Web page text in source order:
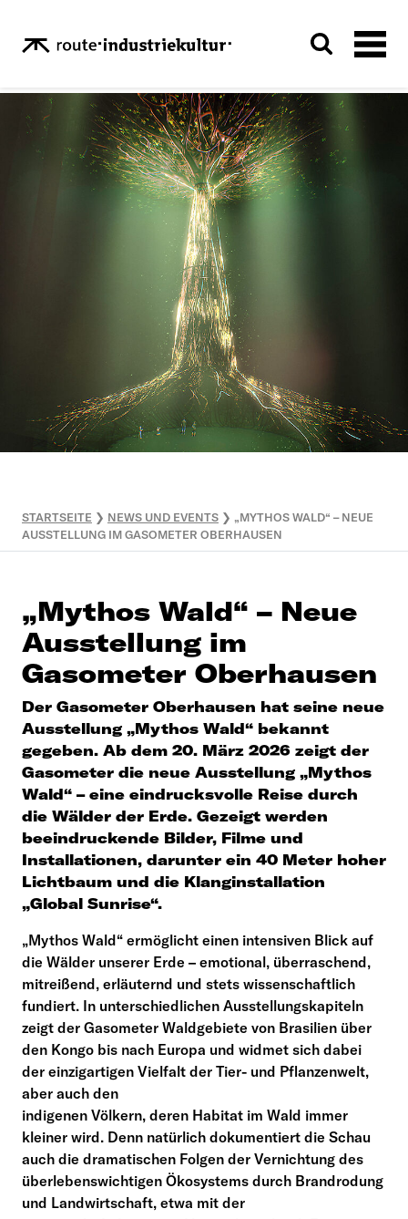
STARTSEITE ❯ NEWS UND EVENTS ❯ „MYTHOS WALD“ – NEUE
AUSSTELLUNG IM GASOMETER OBERHAUSEN
„Mythos Wald“ – Neue
Ausstellung im
Gasometer Oberhausen
Der Gasometer Oberhausen hat seine neue
Ausstellung „Mythos Wald“ bekannt
gegeben. Ab dem 20. März 2026 zeigt der
Gasometer die neue Ausstellung „Mythos
Wald“ – eine eindrucksvolle Reise durch
die Wälder der Erde. Gezeigt werden
beeindruckende Bilder, Filme und
Installationen, darunter ein 40 Meter hoher
Lichtbaum und die Klanginstallation
„Global Sunrise“.
„Mythos Wald“ ermöglicht einen intensiven Blick auf
die Wälder unserer Erde – emotional, überraschend,
mitreißend, erläuternd und stets wissenschaftlich
fundiert. In unterschiedlichen Ausstellungskapiteln
zeigt der Gasometer Waldgebiete von Brasilien über
den Kongo bis nach Europa und widmet sich dabei
der einzigartigen Vielfalt der Tier- und Pflanzenwelt,
aber auch den
indigenen Völkern, deren Habitat im Wald immer
kleiner wird. Denn natürlich dokumentiert die Schau
auch die dramatischen Folgen der Vernichtung des
überlebenswichtigen Ökosystems durch Brandrodung
und Landwirtschaft, etwa mit der